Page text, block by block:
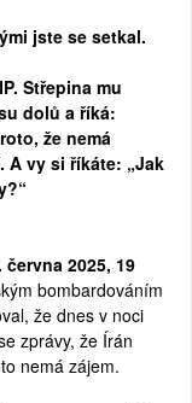
jste se setkal.
Střepina mu
dolů a říká:
že nemá
vy si říkáte: „Jak
2025, 19
bombardováním
že dnes v noci
zprávy, že Írán
nemá zájem.